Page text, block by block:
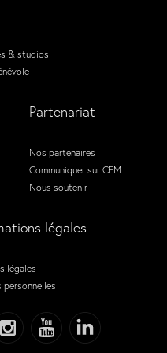
& studios
Partenariat
Nos partenaires
Communiquer sur CFM
Nous soutenir
légales
légales
personnelles